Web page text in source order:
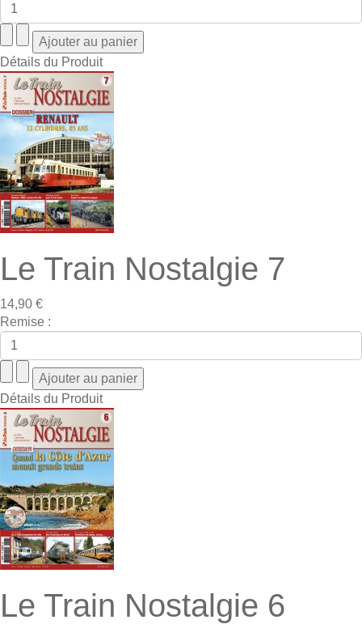
Détails du Produit
Le Train Nostalgie 7
14,90 €
Remise :
Détails du Produit
Le Train Nostalgie 6